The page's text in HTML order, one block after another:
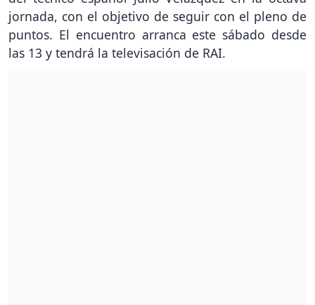
jornada, con el objetivo de seguir con el pleno de
puntos. El encuentro arranca este sábado desde
las 13 y tendrá la televisación de RAI.